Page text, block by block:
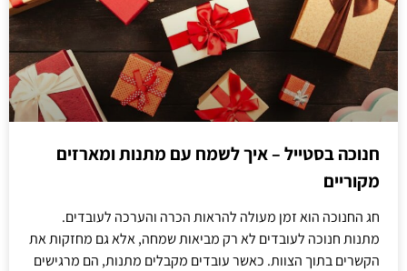
חנוכה בסטייל – איך לשמח עם מתנות ומארזים
מקוריים
חג החנוכה הוא זמן מעולה להראות הכרה והערכה לעובדים.
מתנות חנוכה לעובדים לא רק מביאות שמחה, אלא גם מחזקות את
הקשרים בתוך הצוות. כאשר עובדים מקבלים מתנות, הם מרגישים